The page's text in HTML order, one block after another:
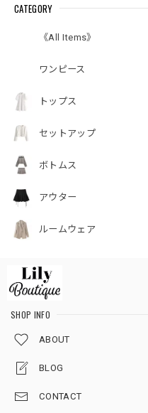
CATEGORY
《All Items》
ワンピース
トップス
セットアップ
ボトムス
アウター
ルームウェア
SHOP INFO
ABOUT
BLOG
CONTACT